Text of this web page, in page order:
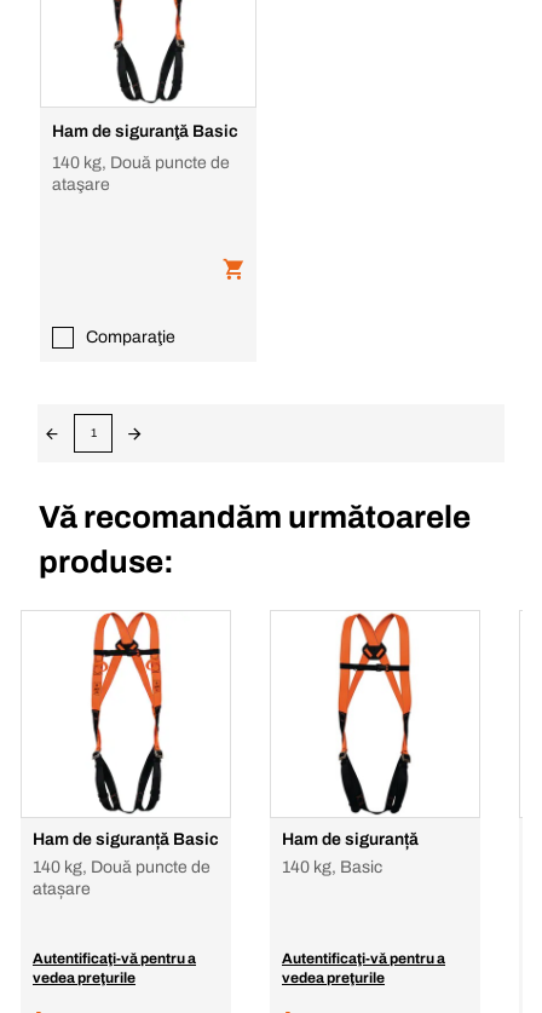
Ham de siguranţă Basic
140 kg, Două puncte de
ataşare
Comparaţie
1
Vă recomandăm următoarele
produse:
Ham de siguranță Basic
140 kg, Două puncte de
atașare
Autentificaţi-vă pentru a
vedea preţurile
Ham de siguranță
140 kg, Basic
Autentificaţi-vă pentru a
vedea preţurile